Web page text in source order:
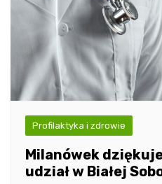
Profilaktyka i zdrowie
Milanówek
udział w Białej